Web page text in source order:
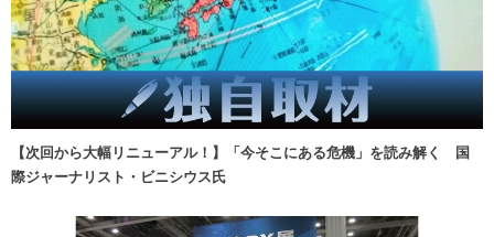
【次回から大幅リニューアル！】「今そこにある危機」を読み解く 国
際ジャーナリスト・ビニシウス氏